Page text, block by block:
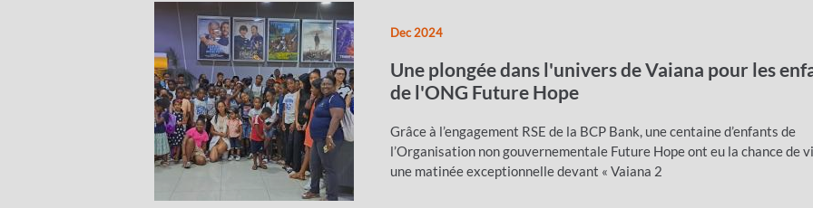
Dec 2024
Une plongée dans l'univers de Vaiana pour les
de l'ONG Future Hope
Grâce à l’engagement RSE de la BCP Bank, une centaine d’enfants de
l’Organisation non gouvernementale Future Hope ont eu la chance de
une matinée exceptionnelle devant « Vaiana 2